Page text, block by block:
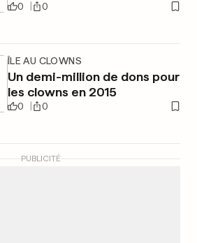
0 0
ÎLE AU CLOWNS
Un demi-million de dons pour
les clowns en 2015
0 0
PUBLICITÉ